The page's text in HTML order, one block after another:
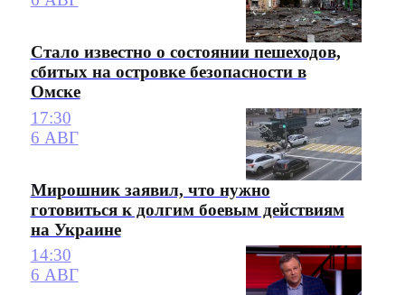
Стало известно о состоянии пешеходов,
сбитых на островке безопасности в
Омске
17:30
6 АВГ
Мирошник заявил, что нужно
готовиться к долгим боевым действиям
на Украине
14:30
6 АВГ